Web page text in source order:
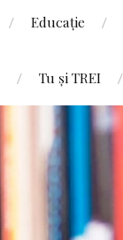
Educație
Tu și TREI